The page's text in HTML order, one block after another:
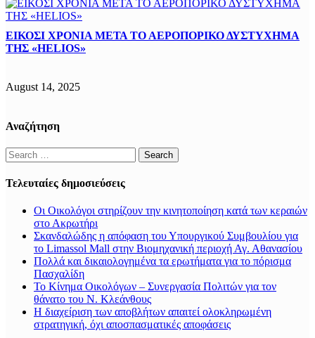
ΕΙΚΟΣΙ ΧΡΟΝΙA ΜΕΤΑ ΤΟ ΑΕΡΟΠΟΡΙΚΟ ΔΥΣΤΥΧΗΜΑ
ΤΗΣ «HELIOS»
August 14, 2025
Αναζήτηση
Search
for:
Τελευταίες δημοσιεύσεις
Οι Οικολόγοι στηρίζουν την κινητοποίηση κατά των κεραιών
στο Ακρωτήρι
Σκανδαλώδης η απόφαση του Υπουργικού Συμβουλίου για
το Limassol Mall στην Βιομηχανική περιοχή Αγ. Αθανασίου
Πολλά και δικαιολογημένα τα ερωτήματα για το πόρισμα
Πασχαλίδη
Το Κίνημα Οικολόγων – Συνεργασία Πολιτών για τον
θάνατο του Ν. Κλεάνθους
Η διαχείριση των αποβλήτων απαιτεί ολοκληρωμένη
στρατηγική, όχι αποσπασματικές αποφάσεις